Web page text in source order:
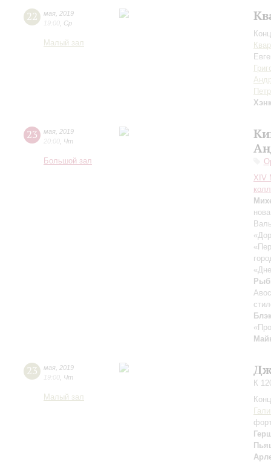
22 мая 2019
19:00 Ср
Малый зал
23 мая 2019
20:00 Чт
Большой зал
XIV
23 мая 2019
19:00 Чт
Малый зал
К